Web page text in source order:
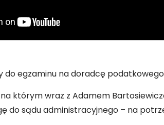
do egzaminu na doradcę
którym wraz z Adamem
do sądu administracyjnego – na